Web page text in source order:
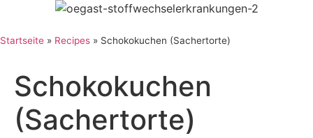
Startseite » Recipes » Schokokuchen (Sachertorte)
Schokokuchen
(Sachertorte)